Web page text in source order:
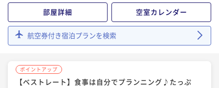
ポイント即利用で最大7％OFF
¥23,660~
¥ 22,003 ~
部屋詳細 空室カレンダー
航空券付き宿泊プランを検索
ポイントアップ
【ベストレート】食事は自分でプランニング♪たっぷ